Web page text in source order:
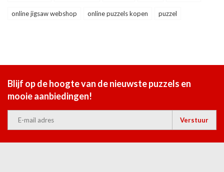
online jigsaw webshop online puzzels kopen puzzel
Blijf op de hoogte van de nieuwste puzzels en
mooie aanbiedingen!
Verstuur